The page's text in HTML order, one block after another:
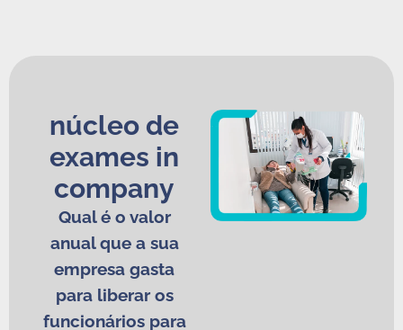
núcleo de
exames in
company
Qual é o valor
anual que a sua
empresa gasta
para liberar os
funcionários para